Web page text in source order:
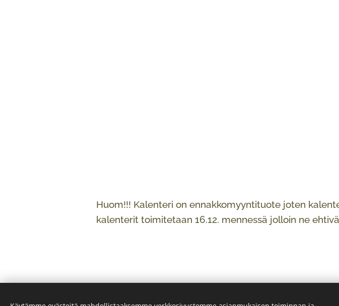
Huom!!! Kalenteri on ennakkomyyntituote joten
kalenterit toimitetaan 16.12. mennessä jolloin ne